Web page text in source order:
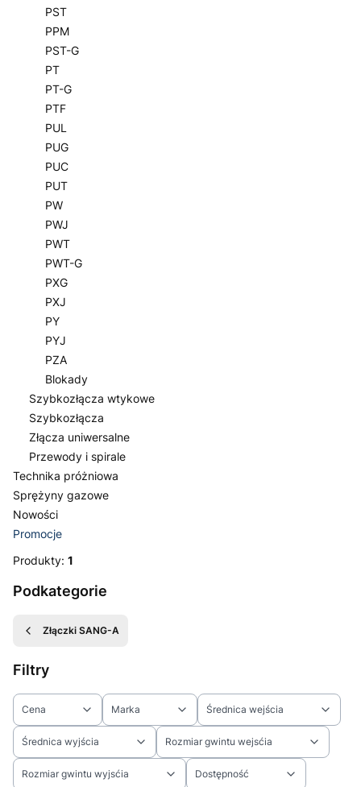
PST
PPM
PST-G
PT
PT-G
PTF
PUL
PUG
PUC
PUT
PW
PWJ
PWT
PWT-G
PXG
PXJ
PY
PYJ
PZA
Blokady
Szybkozłącza wtykowe
Szybkozłącza
Złącza uniwersalne
Przewody i spirale
Technika próżniowa
Sprężyny gazowe
Nowości
Promocje
Koniec menu
Produkty: 1
Podkategorie
Złączki SANG-A
Filtry
Cena Marka Średnica wejścia
Średnica wyjścia Rozmiar gwintu wejsćia
Rozmiar gwintu wyjsćia Dostępność